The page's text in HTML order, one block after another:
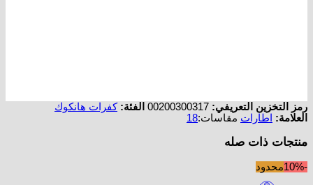
رمز التخزين التعريفي: 00200300317 الفئة: كفرات هانكوك
العلامة: اطارات مقاسات:18
منتجات ذات صله
-10% محدود